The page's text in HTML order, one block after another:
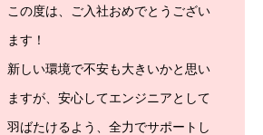
この度は、ご入社おめでとうござい
ます！
新しい環境で不安も大きいかと思い
ますが、安心してエンジニアとして
羽ばたけるよう、全力でサポートし